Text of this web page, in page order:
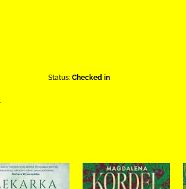
Status: Checked in